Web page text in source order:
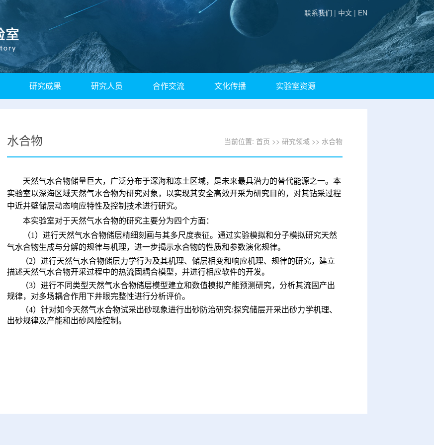
联系我们 | 中文 | EN
研究成果 研究人员 合作交流 文化传播 实验室资源
水合物 当前位置: 首页 >> 研究领域>> 水合物
天然气水合物储量巨大，广泛分布于深海和冻土区域，是未来最具潜力的替代能源之一。本
实验室以深海区域天然气水合物为研究对象，以实现其安全高效开采为研究目的，对其钻采过程
中近井壁储层动态响应特性及控制技术进行研究。
本实验室对于天然气水合物的研究主要分为四个方面：
（1）进行天然气水合物储层精细刻画与其多尺度表征。通过实验模拟和分子模拟研究天然
气水合物生成与分解的规律与机理，进一步揭示水合物的性质和参数演化规律。
（2）进行天然气水合物储层力学行为及其机理、储层相变和响应机理、规律的研究，建立
描述天然气水合物开采过程中的热流固耦合模型，并进行相应软件的开发。
（3）进行不同类型天然气水合物储层模型建立和数值模拟产能预测研究，分析其流固产出
规律，对多场耦合作用下井眼完整性进行分析评价。
（4）针对如今天然气水合物试采出砂现象进行出砂防治研究:探究储层开采出砂力学机理、
出砂规律及产能和出砂风险控制。